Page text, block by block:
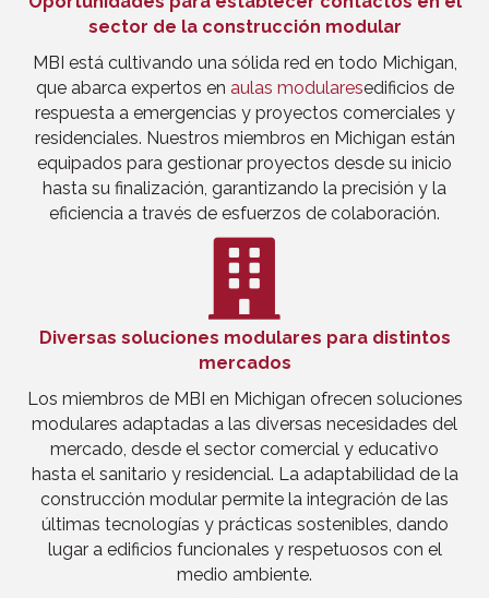
sector de la construcción modular
MBI está cultivando una sólida red en todo Michigan,
que abarca expertos en aulas modularesedificios de
respuesta a emergencias y proyectos comerciales y
residenciales. Nuestros miembros en Michigan están
equipados para gestionar proyectos desde su inicio
hasta su finalización, garantizando la precisión y la
eficiencia a través de esfuerzos de colaboración.
Diversas soluciones modulares para distintos
mercados
Los miembros de MBI en Michigan ofrecen soluciones
modulares adaptadas a las diversas necesidades del
mercado, desde el sector comercial y educativo
hasta el sanitario y residencial. La adaptabilidad de la
construcción modular permite la integración de las
últimas tecnologías y prácticas sostenibles, dando
lugar a edificios funcionales y respetuosos con el
medio ambiente.